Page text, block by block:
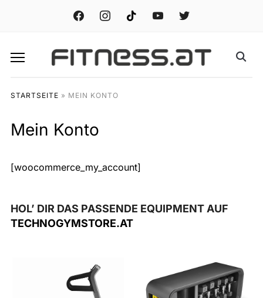
facebook instagramtiktok youtube twitter
STARTSEITE » MEIN KONTO
Mein Konto
[woocommerce_my_account]
HOL’ DIR DAS PASSENDE EQUIPMENT AUF
TECHNOGYMSTORE.AT